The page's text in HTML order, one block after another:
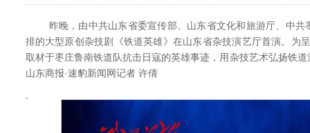
昨晚，由中共山东省委宣传部、山东省文化和旅游厅、中共
排的大型原创杂技剧《铁道英雄》在山东省杂技演艺厅首演。为
取材于枣庄鲁南铁道队抗击日寇的英雄事迹，用杂技艺术弘扬铁
山东商报·速豹新闻网记者 许倩